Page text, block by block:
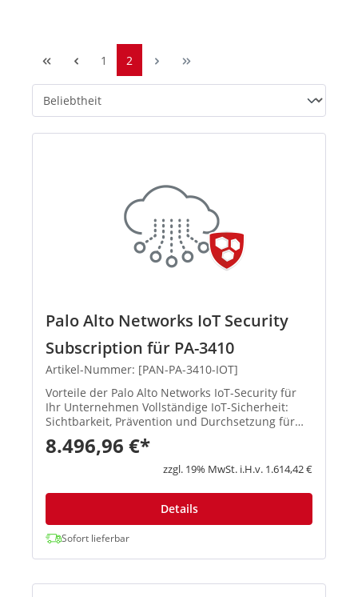
1 2
Palo Alto Networks IoT Security
Subscription für PA-3410
Artikel-Nummer: [PAN-PA-3410-IOT]
Vorteile der Palo Alto Networks IoT-Security für
Ihr Unternehmen Vollständige IoT-Sicherheit:
Sichtbarkeit, Prävention und Durchsetzung für
jedes Gerät im Netzwerk von einer einzigen
Plattform aus Die integrierte Prävention stoppt
8.496,96 €*
zzgl. 19% MwSt. i.H.v. 1.614,42 €
Details
Sofort lieferbar